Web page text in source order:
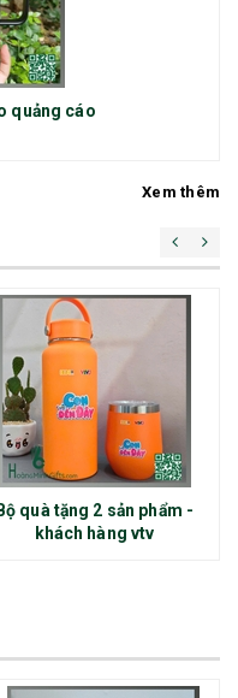
quảng cáo
Xem thêm
Bộ quà tặng 2 sản phẩm -
khách hàng vtv